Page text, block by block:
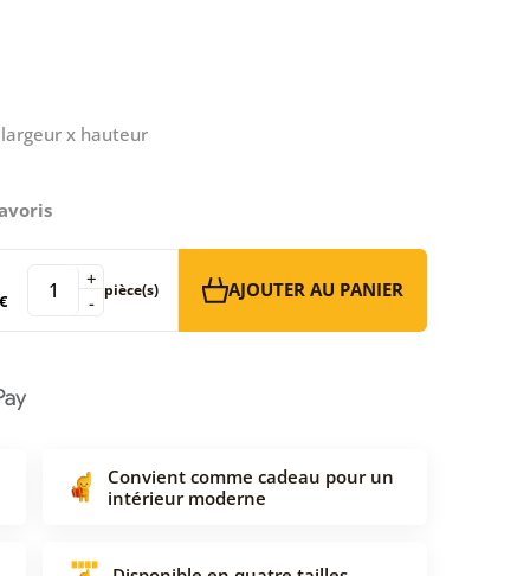
x hauteur
-
+ pièce(s) AJOUTER AU PANIER
Convient comme cadeau pour un
intérieur moderne